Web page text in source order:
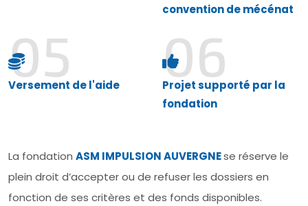
convention de mécénat
05
Versement de l'aide 06
Projet supporté par la
fondation
La fondation ASM IMPULSION AUVERGNEse réserve le
plein droit d’accepter ou de refuser les dossiers en
fonction de ses critères et des fonds disponibles.